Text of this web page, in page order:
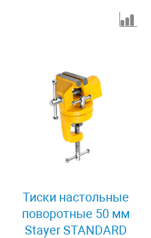
Тиски настольные
поворотные 50 мм
Stayer STANDARD